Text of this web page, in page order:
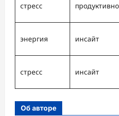
стресс
энергия инсайт
стресс инсайт
Об авторе